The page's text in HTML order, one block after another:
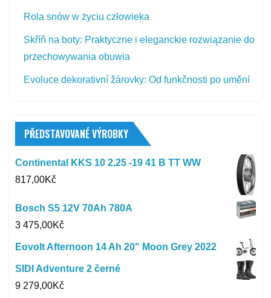
Rola snów w życiu człowieka
Skříň na boty: Praktyczne i eleganckie rozwiązanie do
przechowywania obuwia
Evoluce dekorativní žárovky: Od funkčnosti po umění
PŘEDSTAVOVANÉ VÝROBKY
Continental KKS 10 2,25 -19 41 B TT WW
817,00Kč
Bosch S5 12V 70Ah 780A
3 475,00Kč
Eovolt Afternoon 14 Ah 20" Moon Grey 2022
SIDI Adventure 2 černé
9 279,00Kč